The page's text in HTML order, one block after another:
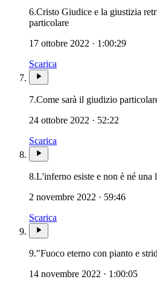
6.Cristo Giudice e la giustizia
particolareNovissimi · Morte ·
17 ottobre 2022 · 1:00:29
Scarica
7.Come sarà il giudizio
24 ottobre 2022 · 52:22
Scarica
8.L'inferno esiste e non è né una
2 novembre 2022 · 59:46
Scarica
9."Fuoco eterno con pianto e
14 novembre 2022 · 1:00:05